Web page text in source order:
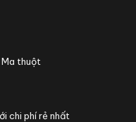
Ma thuột
chi phí rẻ nhất